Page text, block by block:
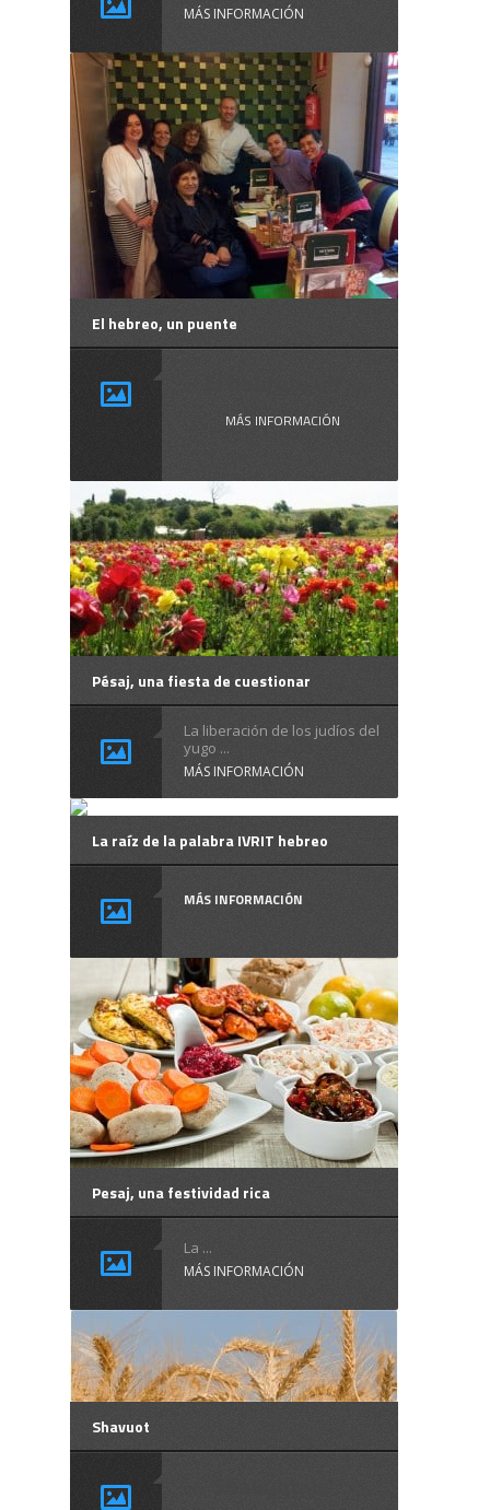
MÁS INFORMACIÓN
El hebreo, un puente
MÁS INFORMACIÓN
Pésaj, una fiesta de cuestionar
La liberación de los judíos del
yugo ...
MÁS INFORMACIÓN
La raíz de la palabra IVRIT hebreo
MÁS INFORMACIÓN
Pesaj, una festividad rica
La ...
MÁS INFORMACIÓN
Shavuot